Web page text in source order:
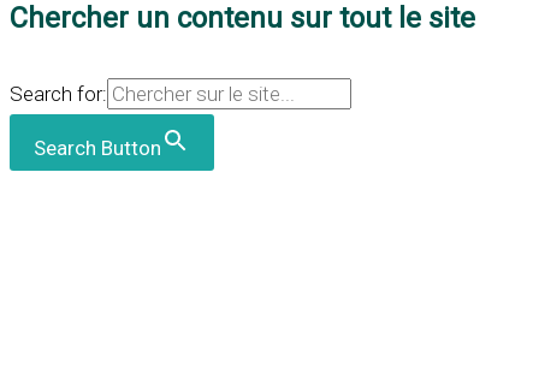
Chercher un contenu sur tout le site
Search for:
Search Button